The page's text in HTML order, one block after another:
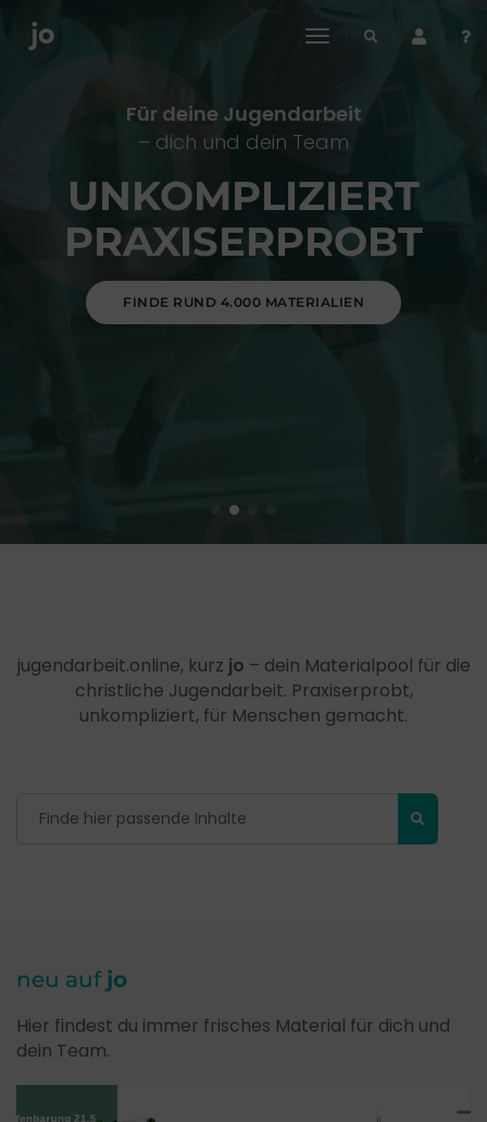
toggle
Für deine Jugendarbeit
– dich und dein Team
UNKOMPLIZIERT
PRAXISERPROBT
FINDE RUND 4.000 MATERIALIEN
jugendarbeit.online, kurz jo – dein Materialpool für die
christliche Jugendarbeit. Praxiserprobt,
unkompliziert, für Menschen gemacht.
neu auf jo
Hier findest du immer frisches Material für dich und
dein Team.